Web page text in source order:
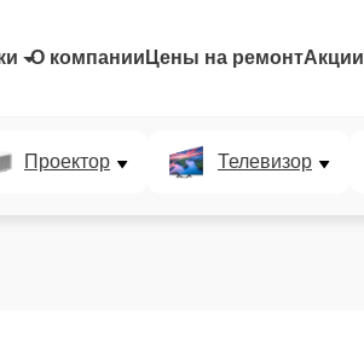
О компании Цены на ремонтАкции
Проектор Телевизор